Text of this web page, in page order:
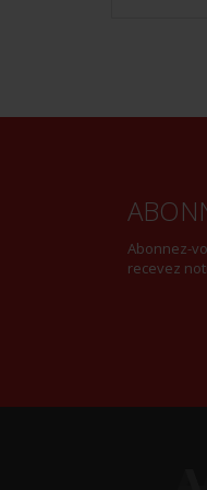
Abonnez-
recevez